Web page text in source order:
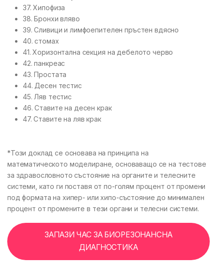
37. Хипофиза
38. Бронхи вляво
39. Сливици и лимфоепителен пръстен вдясно
40. стомах
41. Хоризонтална секция на дебелото черво
42. панкреас
43. Простата
44. Десен тестис
45. Ляв тестис
46. Ставите на десен крак
47. Ставите на ляв крак
*Този доклад се основава на принципа на
математическото моделиране, основаващо се на тестове
за здравословното състояние на органите и телесните
системи, като ги поставя от по-голям процент от промени
под формата на хипер- или хипо-състояние до минимален
процент от промените в тези органи и телесни системи.
ЗАПАЗИ ЧАС ЗА БИОРЕЗОНАНСНА
ДИАГНОСТИКА